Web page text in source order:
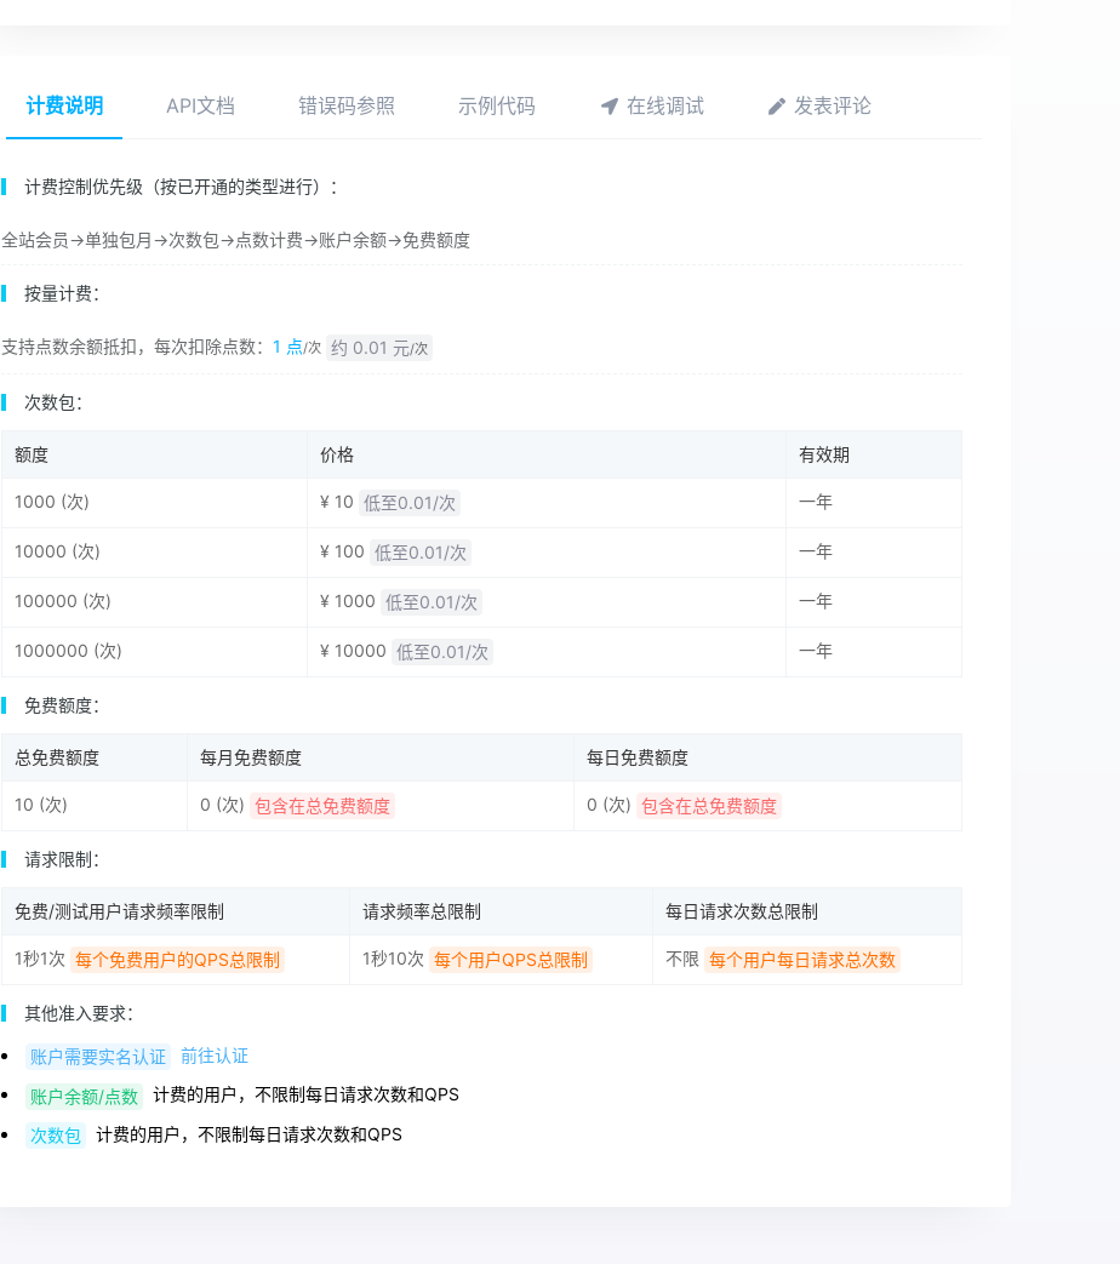
计费说明 API文档 错误码参照 示例代码 在线调试 发表评论
计费控制优先级（按已开通的类型进行）：
全站会员->单独包月->次数包->点数计费->账户余额->免费额度
按量计费：
支持点数余额抵扣，每次扣除点数： 1 点/次 约 0.01 元/次
次数包：
额度 价格 有效期
1000 (次) ¥ 10 低至0.01/次 一年
10000 (次) ¥ 100 低至0.01/次 一年
100000 (次) ¥ 1000 低至0.01/次 一年
1000000 (次) ¥ 10000 低至0.01/次 一年
免费额度：
总免费额度 每月免费额度 每日免费额度
10 (次) 0 (次) 包含在总免费额度 0 (次) 包含在总免费额度
请求限制：
免费/测试用户请求频率限制 请求频率总限制 每日请求次数总限制
1秒1次 每个免费用户的QPS总限制 1秒10次 每个用户QPS总限制 不限 每个用户每日请求总次数
其他准入要求：
账户需要实名认证
前往认证
账户余额/点数
计费的用户，不限制每日请求次数和QPS
次数包
计费的用户，不限制每日请求次数和QPS